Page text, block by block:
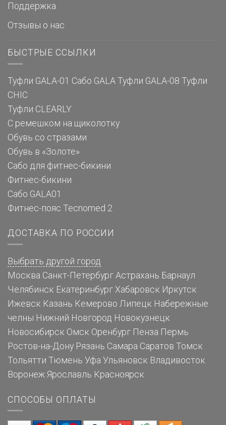
Поддержка
Отзывы о нас
БЫСТРЫЕ ССЫЛКИ
Туфли GALA-01 Сабо GALA Туфли GALA-08 Туфли
CHIC
Туфли CLEARLY
С ремешком на щиколотку
Обувь со стразами
Обувь в «Золоте»
Сабо для фитнес-бикини
Фитнес-бикини
Сабо GALA01
Фитнес-пояс Tecnomed 2
ДОСТАВКА ПО РОССИИ
Выбрать другой город
Москва Санкт-Петербург Астрахань Барнаул
Челябинск Екатеринбург Хабаровск Иркутск
Ижевск Казань Кемерово Липецк Набережные
челны Нижний Новгород Новокузнецк
Новосибирск Омск Оренбург Пенза Пермь
Ростов-на-Дону Рязань Самара Саратов Томск
Тольятти Тюмень Уфа Ульяновск Владивосток
Воронеж Ярославль Красноярск
СПОСОБЫ ОПЛАТЫ